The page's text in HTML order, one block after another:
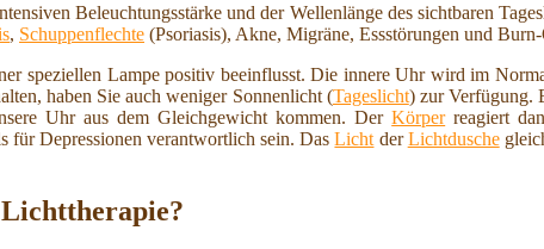
Beleuchtungsstärke und der Wellenlänge des sichtbaren
, Schuppenflechte (Psoriasis), Akne, Migräne, Essstörungen und
speziellen Lampe positiv beeinflusst. Die innere Uhr wird im
haben Sie auch weniger Sonnenlicht (Tageslicht) zur Verfügung.
Uhr aus dem Gleichgewicht kommen. DerKörperreagiert
für Depressionen verantwortlich sein. DasLicht derLichtdusche